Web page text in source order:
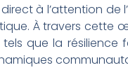
à l’attention
À travers cette
que la résilience